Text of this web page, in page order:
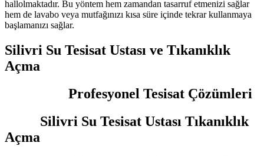
hallolmaktadır. Bu yöntem hem zamandan tasarruf etmenizi sağlar
hem de lavabo veya mutfağınızı kısa süre içinde tekrar kullanmaya
başlamanızı sağlar.
Silivri Su Tesisat Ustası ve Tıkanıklık
Açma
Profesyonel Tesisat Çözümleri
Silivri Su Tesisat Ustası Tıkanıklık
Açma